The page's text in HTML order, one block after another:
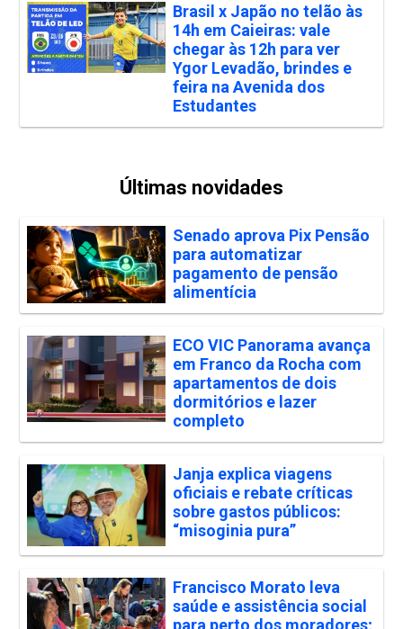
Brasil x Japão no telão às
14h em Caieiras: vale
chegar às 12h para ver
Ygor Levadão, brindes e
feira na Avenida dos
Estudantes
Últimas novidades
Senado aprova Pix Pensão
para automatizar
pagamento de pensão
alimentícia
ECO VIC Panorama avança
em Franco da Rocha com
apartamentos de dois
dormitórios e lazer
completo
Janja explica viagens
oficiais e rebate críticas
sobre gastos públicos:
“misoginia pura”
Francisco Morato leva
saúde e assistência social
para perto dos moradores;